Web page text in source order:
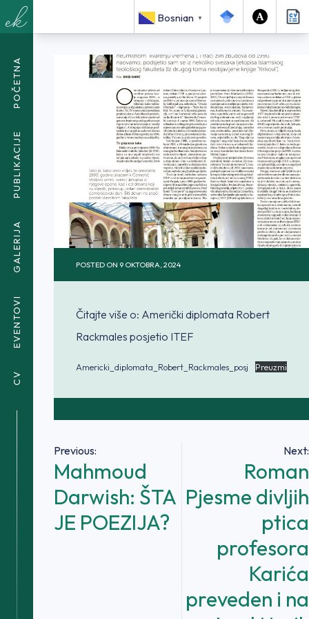
Bosnian ▼
POČETNA
PUBLIKACIJE
GALERIJA
EVENTOVI
CV
<SPAN CLASS="BREADCRUMB-CURRENT">AMERIČKI DIPLOMATA
ROBERT RACKMALES POSJETIO ITEF</SPAN>
POSTED ON 9 OKTOBRA, 2024
Čitajte više o: Američki diplomata Robert
Rackmales posjetio ITEF
Americki_diplomata_Robert_Rackmales_posj Preuzmi
Navigacija
članaka
Previous:
Mahmoud
Darwish: ŠTA
JE POEZIJA?
Next:
Roman
Pjesme divljih
ptica
profesora
Karića
preveden i na